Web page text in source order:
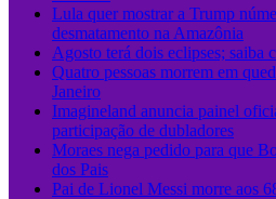
Lula quer mostrar a Trump
desmatamento na Amazônia
Agosto terá dois eclipses; saiba
Quatro pessoas morrem em
Janeiro
Imagineland anuncia painel
participação de dubladores
Moraes nega pedido para que
dos Pais
Pai de Lionel Messi morre aos